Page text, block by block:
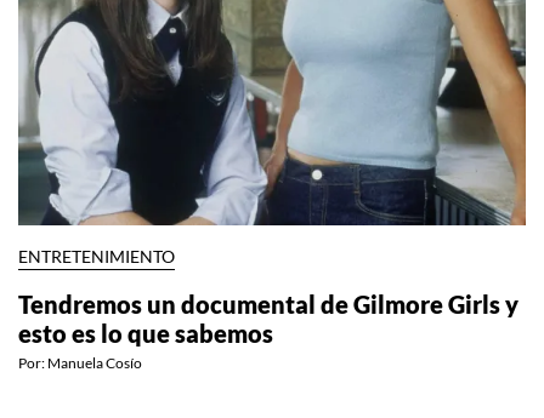
ENTRETENIMIENTO
Tendremos un documental de Gilmore Girls y
esto es lo que sabemos
Por: Manuela Cosío